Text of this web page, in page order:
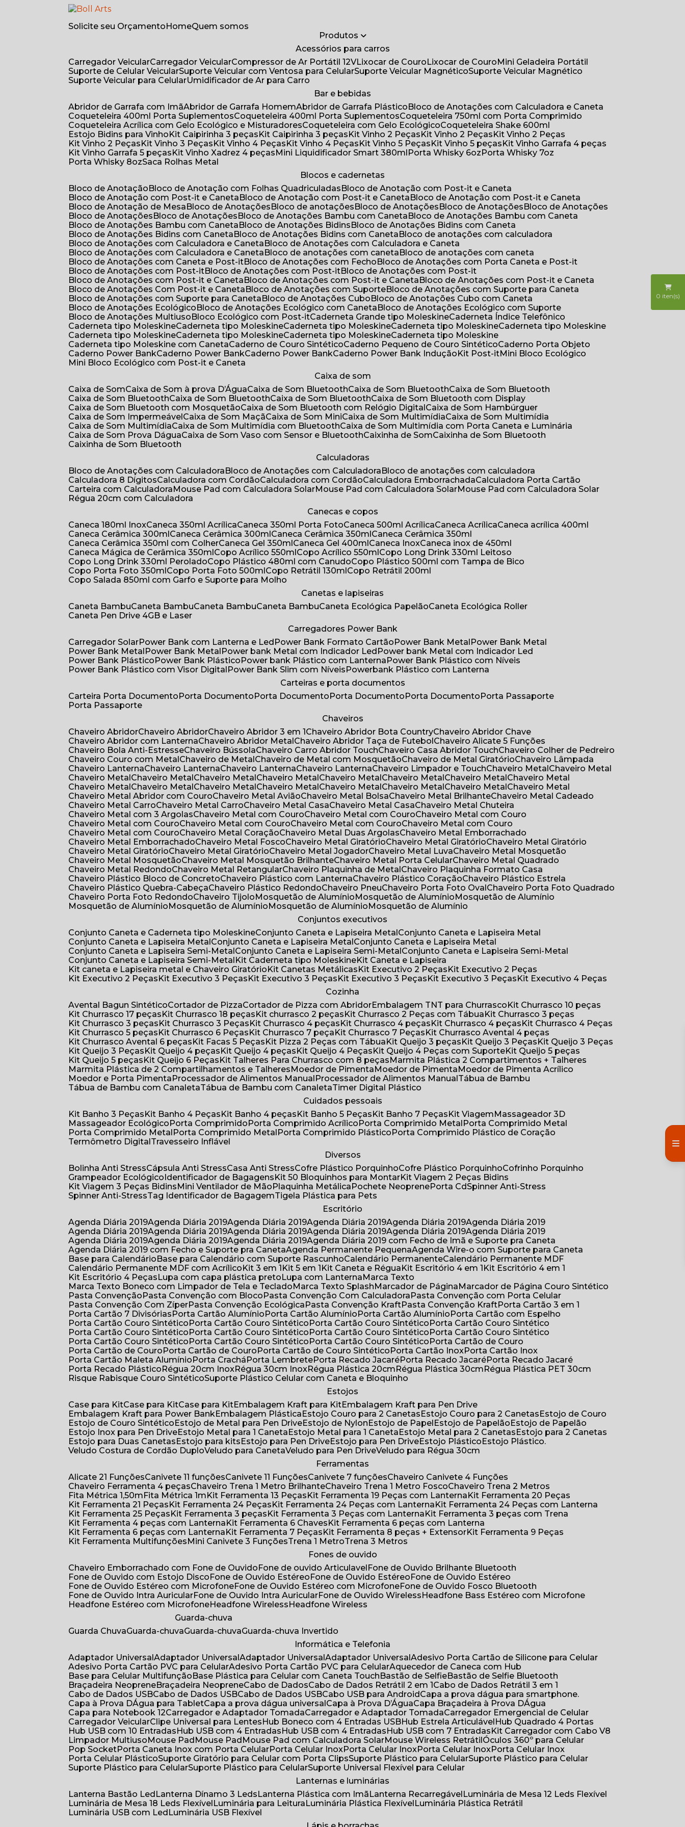
Solicite seu Orçamento Home
Quem somos
Produtos
Acessórios para carros
Carregador Veicular
Carregador Veicular Compressor de Ar Portátil 12V Lixocar de Couro Lixocar de Couro
Mini Geladeira Portátil
Suporte de Celular Veicular Suporte Veicular com Ventosa para Celular Suporte Veicular Magnético
Suporte Veicular Magnético
Suporte Veicular para Celular
Umidificador de Ar para Carro
Bar e bebidas
Abridor de Garrafa com Imã
Abridor de Garrafa Homem Abridor de Garrafa Plástico
Bloco de Anotações com Calculadora e Caneta
Coqueteleira 400ml Porta Suplementos
Coqueteleira 400ml Porta Suplementos
Coqueteleira 750ml com Porta Comprimido
Coqueteleira Acrílica com Gelo Ecológico e Misturadores
Coqueteleira com Gelo Ecológico
Coqueteleira Shake 600ml
Estojo Bidins para Vinho
Kit Caipirinha 3 peças Kit Caipirinha 3 peças Kit Vinho 2 Peças Kit Vinho 2 Peças
Kit Vinho 2 Peças
Kit Vinho 2 Peças
Kit Vinho 3 Peças Kit Vinho 4 Peças Kit Vinho 4 Peças Kit Vinho 5 Peças Kit Vinho 5 peças
Kit Vinho Garrafa 4 peças
Kit Vinho Garrafa 5 peças
Kit Vinho Xadrez 4 peças Mini Liquidificador Smart 380ml Porta Whisky 6oz
Porta Whisky 7oz
Porta Whisky 8oz
Saca Rolhas Metal
Blocos e cadernetas
Bloco de Anotação
Bloco de Anotação com Folhas Quadriculadas
Bloco de Anotação com Post-it e Caneta
Bloco de Anotação com Post-it e Caneta
Bloco de Anotação com Post-it e Caneta
Bloco de Anotação com Post-it e Caneta
Bloco de Anotação de Mesa
Bloco de Anotações Bloco de anotações Bloco de Anotações Bloco de Anotações
Bloco de Anotações
Bloco de Anotações
Bloco de Anotações Bloco de Anotações Bambu com Caneta
Bloco de Anotações Bambu com Caneta
Bloco de Anotações Bambu com Caneta
Bloco de Anotações Bidins
Bloco de Anotações Bidins com Caneta
Bloco de Anotações Bidins com Caneta
Bloco de Anotações Bidins com Caneta
Bloco de anotações com calculadora
Bloco de Anotações com Calculadora e Caneta
Bloco de Anotações com Calculadora e Caneta
Bloco de Anotações com Calculadora e Caneta
Bloco de anotações com caneta
Bloco de anotações com caneta
Bloco de Anotações com Caneta e Post-it
Bloco de Anotações com Fecho
Bloco de Anotações com Porta Caneta e Post-it
Bloco de Anotações com Post-it
Bloco de Anotações com Post-it
Bloco de Anotações com Post-it
Bloco de Anotações com Post-it e Caneta
Bloco de Anotações com Post-it e Caneta
Bloco de Anotações com Post-it e Caneta
Bloco de Anotações Com Post-it e Caneta
Bloco de Anotações com Suporte
Bloco de Anotações com Suporte para Caneta
Bloco de Anotações com Suporte para Caneta
Bloco de Anotações Cubo
Bloco de Anotações Cubo com Caneta
Bloco de Anotações Ecológico
Bloco de Anotações Ecológico com Caneta
Bloco de Anotações Ecológico com Suporte
Bloco de Anotações Multiuso
Bloco Ecológico com Post-it Caderneta Grande tipo Moleskine
Caderneta Índice Telefônico
Caderneta tipo Moleskine
Caderneta tipo Moleskine Caderneta tipo Moleskine Caderneta tipo Moleskine
Caderneta tipo Moleskine
Caderneta tipo Moleskine
Caderneta tipo Moleskine Caderneta tipo Moleskine
Caderneta tipo Moleskine
Caderneta tipo Moleskine com Caneta
Caderno de Couro Sintético Caderno Pequeno de Couro Sintético
Caderno Porta Objeto
Caderno Power Bank
Caderno Power Bank Caderno Power Bank Caderno Power Bank Indução Kit Post-it
Mini Bloco Ecológico
Mini Bloco Ecológico com Post-it e Caneta
Caixa de som
Caixa de Som
Caixa de Som à prova D’Água Caixa de Som Bluetooth Caixa de Som Bluetooth
Caixa de Som Bluetooth
Caixa de Som Bluetooth
Caixa de Som Bluetooth Caixa de Som Bluetooth
Caixa de Som Bluetooth com Display
Caixa de Som Bluetooth com Mosquetão
Caixa de Som Bluetooth com Relógio Digital
Caixa de Som Hambúrguer
Caixa de Som Impermeável
Caixa de Som Maçã Caixa de Som Mini Caixa de Som Multimídia
Caixa de Som Multimídia
Caixa de Som Multimídia
Caixa de Som Multimídia com Bluetooth
Caixa de Som Multimídia com Porta Caneta e Luminária
Caixa de Som Prova Dágua
Caixa de Som Vaso com Sensor e Bluetooth Caixinha de Som
Caixinha de Som Bluetooth
Caixinha de Som Bluetooth
Calculadoras
Bloco de Anotações com Calculadora
Bloco de Anotações com Calculadora
Bloco de anotações com calculadora
Calculadora 8 Dígitos
Calculadora com Cordão Calculadora com Cordão Calculadora Emborrachada
Calculadora Porta Cartão
Carteira com Calculadora
Mouse Pad com Calculadora Solar Mouse Pad com Calculadora Solar
Mouse Pad com Calculadora Solar
Régua 20cm com Calculadora
Canecas e copos
Caneca 180ml Inox
Caneca 350ml Acrílica Caneca 350ml Porta Foto Caneca 500ml Acrílica Caneca Acrílica
Caneca acrílica 400ml
Caneca Cerâmica 300ml
Caneca Cerâmica 300ml Caneca Cerâmica 350ml
Caneca Cerâmica 350ml
Caneca Cerâmica 350ml com Colher
Caneca Gel 350ml Caneca Gel 400ml Caneca Inox
Caneca inox de 450ml
Caneca Mágica de Cerâmica 350ml
Copo Acrílico 550ml Copo Acrílico 550ml
Copo Long Drink 330ml Leitoso
Copo Long Drink 330ml Perolado
Copo Plástico 480ml com Canudo
Copo Plástico 500ml com Tampa de Bico
Copo Porta Foto 350ml
Copo Porta Foto 500ml Copo Retrátil 130ml
Copo Retrátil 200ml
Copo Salada 850ml com Garfo e Suporte para Molho
Canetas e lapiseiras
Caneta Bambu
Caneta Bambu Caneta Bambu Caneta Bambu Caneta Ecológica Papelão
Caneta Ecológica Roller
Caneta Pen Drive 4GB e Laser
Carregadores Power Bank
Carregador Solar
Power Bank com Lanterna e Led Power Bank Formato Cartão Power Bank Metal
Power Bank Metal
Power Bank Metal
Power Bank Metal Power bank Metal com Indicador Led
Power bank Metal com Indicador Led
Power Bank Plástico
Power Bank Plástico Power bank Plástico com Lanterna
Power Bank Plástico com Níveis
Power Bank Plástico com Visor Digital
Power Bank Slim com Níveis
Powerbank Plástico com Lanterna
Carteiras e porta documentos
Carteira Porta Documento
Porta Documento Porta Documento Porta Documento Porta Documento
Porta Passaporte
Porta Passaporte
Chaveiros
Chaveiro Abridor
Chaveiro Abridor Chaveiro Abridor 3 em 1 Chaveiro Abridor Bota Country
Chaveiro Abridor Chave
Chaveiro Abridor com Lanterna
Chaveiro Abridor Metal Chaveiro Abridor Taça de Futebol
Chaveiro Alicate 5 Funções
Chaveiro Bola Anti-Estresse
Chaveiro Bússola Chaveiro Carro Abridor Touch Chaveiro Casa Abridor Touch
Chaveiro Colher de Pedreiro
Chaveiro Couro com Metal
Chaveiro de Metal Chaveiro de Metal com Mosquetão Chaveiro de Metal Giratório
Chaveiro Lâmpada
Chaveiro Lanterna
Chaveiro Lanterna Chaveiro Lanterna Chaveiro Lanterna Chaveiro Limpador e Touch Chaveiro Metal
Chaveiro Metal
Chaveiro Metal
Chaveiro Metal Chaveiro Metal Chaveiro Metal Chaveiro Metal Chaveiro Metal Chaveiro Metal
Chaveiro Metal
Chaveiro Metal
Chaveiro Metal Chaveiro Metal Chaveiro Metal Chaveiro Metal Chaveiro Metal Chaveiro Metal
Chaveiro Metal
Chaveiro Metal Abridor com Couro
Chaveiro Metal Avião Chaveiro Metal Bolsa Chaveiro Metal Brilhante
Chaveiro Metal Cadeado
Chaveiro Metal Carro
Chaveiro Metal Carro Chaveiro Metal Casa Chaveiro Metal Casa
Chaveiro Metal Chuteira
Chaveiro Metal com 3 Argolas
Chaveiro Metal com Couro Chaveiro Metal com Couro
Chaveiro Metal com Couro
Chaveiro Metal com Couro
Chaveiro Metal com Couro Chaveiro Metal com Couro
Chaveiro Metal com Couro
Chaveiro Metal com Couro
Chaveiro Metal Coração Chaveiro Metal Duas Argolas
Chaveiro Metal Emborrachado
Chaveiro Metal Emborrachado
Chaveiro Metal Fosco Chaveiro Metal Giratório Chaveiro Metal Giratório
Chaveiro Metal Giratório
Chaveiro Metal Giratório
Chaveiro Metal Giratório Chaveiro Metal Jogador Chaveiro Metal Luva
Chaveiro Metal Mosquetão
Chaveiro Metal Mosquetão
Chaveiro Metal Mosquetão Brilhante Chaveiro Metal Porta Celular
Chaveiro Metal Quadrado
Chaveiro Metal Redondo
Chaveiro Metal Retangular Chaveiro Plaquinha de Metal
Chaveiro Plaquinha Formato Casa
Chaveiro Plástico Bloco de Concreto
Chaveiro Plástico com Lanterna Chaveiro Plástico Coração
Chaveiro Plástico Estrela
Chaveiro Plástico Quebra-Cabeça
Chaveiro Plástico Redondo Chaveiro Pneu Chaveiro Porta Foto Oval
Chaveiro Porta Foto Quadrado
Chaveiro Porta Foto Redondo
Chaveiro Tijolo Mosquetão de Alumínio Mosquetão de Alumínio
Mosquetão de Alumínio
Mosquetão de Alumínio
Mosquetão de Alumínio Mosquetão de Alumínio
Mosquetão de Alumínio
Conjuntos executivos
Conjunto Caneta e Caderneta tipo Moleskine
Conjunto Caneta e Lapiseira Metal
Conjunto Caneta e Lapiseira Metal
Conjunto Caneta e Lapiseira Metal
Conjunto Caneta e Lapiseira Metal
Conjunto Caneta e Lapiseira Metal
Conjunto Caneta e Lapiseira Semi-Metal
Conjunto Caneta e Lapiseira Semi-Metal
Conjunto Caneta e Lapiseira Semi-Metal
Conjunto Caneta e Lapiseira Semi-Metal
Kit Caderneta tipo Moleskine
Kit Caneta e Lapiseira
Kit caneta e Lapiseira metal e Chaveiro Giratório
Kit Canetas Metálicas Kit Executivo 2 Peças
Kit Executivo 2 Peças
Kit Executivo 2 Peças
Kit Executivo 3 Peças Kit Executivo 3 Peças Kit Executivo 3 Peças Kit Executivo 3 Peças
Kit Executivo 4 Peças
Cozinha
Avental Bagun Sintético
Cortador de Pizza Cortador de Pizza com Abridor Embalagem TNT para Churrasco
Kit Churrasco 10 peças
Kit Churrasco 17 peças
Kit Churrasco 18 peças Kit churrasco 2 peças Kit Churrasco 2 Peças com Tábua
Kit Churrasco 3 peças
Kit Churrasco 3 peças
Kit Churrasco 3 Peças Kit Churrasco 4 peças Kit Churrasco 4 peças Kit Churrasco 4 peças
Kit Churrasco 4 Peças
Kit Churrasco 5 peças
Kit Churrasco 6 Peças Kit Churrasco 7 peça Kit Churrasco 7 Peças
Kit Churrasco Avental 4 peças
Kit Churrasco Avental 6 peças
Kit Facas 5 Peças Kit Pizza 2 Peças com Tábua Kit Queijo 3 peças Kit Queijo 3 Peças
Kit Queijo 3 Peças
Kit Queijo 3 Peças
Kit Queijo 4 peças Kit Queijo 4 peças Kit Queijo 4 Peças Kit Queijo 4 Peças com Suporte
Kit Queijo 5 peças
Kit Queijo 5 peças
Kit Queijo 6 Peças Kit Talheres Para Churrasco com 8 peças
Marmita Plástica 2 Compartimentos + Talheres
Marmita Plástica de 2 Compartilhamentos e Talheres
Moedor de Pimenta Moedor de Pimenta
Moedor de Pimenta Acrílico
Moedor e Porta Pimenta
Processador de Alimentos Manual Processador de Alimentos Manual
Tábua de Bambu
Tábua de Bambu com Canaleta
Tábua de Bambu com Canaleta
Timer Digital Plástico
Cuidados pessoais
Kit Banho 3 Peças
Kit Banho 4 Peças Kit Banho 4 peças Kit Banho 5 Peças Kit Banho 7 Peças Kit Viagem
Massageador 3D
Massageador Ecológico
Porta Comprimido Porta Comprimido Acrílico Porta Comprimido Metal
Porta Comprimido Metal
Porta Comprimido Metal
Porta Comprimido Metal Porta Comprimido Plástico
Porta Comprimido Plástico de Coração
Termômetro Digital
Travesseiro Inflável
Diversos
Bolinha Anti Stress
Cápsula Anti Stress Casa Anti Stress Cofre Plástico Porquinho Cofre Plástico Porquinho
Cofrinho Porquinho
Grampeador Ecológico Identificador de Bagagens Kit 50 Bloquinhos para Montar
Kit Viagem 2 Peças Bidins
Kit Viagem 3 Peças Bidins
Mini Ventilador de Mão Plaquinha Metálica Pochete Neoprene Porta Cd
Spinner Anti-Stress
Spinner Anti-Stress
Tag Identificador de Bagagem
Tigela Plástica para Pets
Escritório
Agenda Diária 2019
Agenda Diária 2019 Agenda Diária 2019 Agenda Diária 2019 Agenda Diária 2019
Agenda Diária 2019
Agenda Diária 2019
Agenda Diária 2019 Agenda Diária 2019 Agenda Diária 2019 Agenda Diária 2019
Agenda Diária 2019
Agenda Diária 2019
Agenda Diária 2019 Agenda Diária 2019
Agenda Diária 2019 com Fecho de Imã e Suporte pra Caneta
Agenda Diária 2019 com Fecho e Suporte pra Caneta
Agenda Permanente Pequena
Agenda Wire-o com Suporte para Caneta
Base para Calendário
Base para Calendário com Suporte Rascunho Calendário Permanente
Calendário Permanente MDF
Calendário Permanente MDF com Acrílico
Kit 3 em 1 Kit 5 em 1 Kit Caneta e Régua Kit Escritório 4 em 1
Kit Escritório 4 em 1
Kit Escritório 4 Peças
Lupa com capa plástica preto Lupa com Lanterna
Marca Texto
Marca Texto Boneco com Limpador de Tela e Teclado
Marca Texto Splash Marcador de Página
Marcador de Página Couro Sintético
Pasta Convenção
Pasta Convenção com Bloco Pasta Convenção Com Calculadora
Pasta Convenção com Porta Celular
Pasta Convenção Com Zíper
Pasta Convenção Ecológica Pasta Convenção Kraft Pasta Convenção Kraft
Porta Cartão 3 em 1
Porta Cartão 7 Divisórias
Porta Cartão Alumínio Porta Cartão Alumínio Porta Cartão Alumínio
Porta Cartão com Espelho
Porta Cartão Couro Sintético
Porta Cartão Couro Sintético Porta Cartão Couro Sintético
Porta Cartão Couro Sintético
Porta Cartão Couro Sintético
Porta Cartão Couro Sintético Porta Cartão Couro Sintético
Porta Cartão Couro Sintético
Porta Cartão Couro Sintético
Porta Cartão Couro Sintético Porta Cartão Couro Sintético
Porta Cartão de Couro
Porta Cartão de Couro
Porta Cartão de Couro Porta Cartão de Couro Sintético Porta Cartão Inox
Porta Cartão Inox
Porta Cartão Maleta Alumínio
Porta Crachá Porta Lembrete Porta Recado Jacaré Porta Recado Jacaré
Porta Recado Jacaré
Porta Recado Plástico
Régua 20cm Inox Régua 30cm Inox Régua Plástica 20cm Régua Plástica 30cm
Régua Plástica PET 30cm
Risque Rabisque Couro Sintético
Suporte Plástico Celular com Caneta e Bloquinho
Estojos
Case para Kit
Case para Kit Case para Kit Embalagem Kraft para Kit
Embalagem Kraft para Pen Drive
Embalagem Kraft para Power Bank
Embalagem Plástica Estojo Couro para 2 Canetas Estojo Couro para 2 Canetas
Estojo de Couro
Estojo de Couro Sintético
Estojo de Metal para Pen Drive Estojo de Nylon Estojo de Papel Estojo de Papelão
Estojo de Papelão
Estojo Inox para Pen Drive
Estojo Metal para 1 Caneta Estojo Metal para 1 Caneta Estojo Metal para 2 Canetas
Estojo para 2 Canetas
Estojo para Duas Canetas
Estojo para kits Estojo para Pen Drive Estojo para Pen Drive Estojo Plástico
Estojo Plástico.
Veludo Costura de Cordão Duplo Veludo para Caneta Veludo para Pen Drive Veludo para Régua 30cm
Ferramentas
Alicate 21 Funções
Canivete 11 funções Canivete 11 Funções Canivete 7 funções
Chaveiro Canivete 4 Funções
Chaveiro Ferramenta 4 peças
Chaveiro Trena 1 Metro Brilhante Chaveiro Trena 1 Metro Fosco
Chaveiro Trena 2 Metros
Fita Métrica 1,50m
Fita Métrica 1m Kit Ferramenta 13 Peças Kit Ferramenta 19 Peças com Lanterna
Kit Ferramenta 20 Peças
Kit Ferramenta 21 Peças
Kit Ferramenta 24 Peças Kit Ferramenta 24 Peças com Lanterna
Kit Ferramenta 24 Peças com Lanterna
Kit Ferramenta 25 Peças
Kit Ferramenta 3 peças Kit Ferramenta 3 Peças com Lanterna
Kit Ferramenta 3 peças com Trena
Kit Ferramenta 4 peças com Lanterna
Kit Ferramenta 6 Chaves
Kit Ferramenta 6 peças com Lanterna
Kit Ferramenta 6 peças com Lanterna
Kit Ferramenta 7 Peças Kit Ferramenta 8 peças + Extensor
Kit Ferramenta 9 Peças
Kit Ferramenta Multifunções
Mini Canivete 3 Funções Trena 1 Metro
Trena 3 Metros
Fones de ouvido
Chaveiro Emborrachado com Fone de Ouvido
Fone de ouvido Articulavel
Fone de Ouvido Brilhante Bluetooth
Fone de Ouvido com Estojo Disco
Fone de Ouvido Estéreo Fone de Ouvido Estéreo
Fone de Ouvido Estéreo
Fone de Ouvido Estéreo com Microfone Fone de Ouvido Estéreo com Microfone Fone de Ouvido Fosco Bluetooth
Fone de Ouvido Intra Auricular Fone de Ouvido Intra Auricular Fone de Ouvido Wireless
Headfone Bass Estéreo com Microfone
Headfone Estéreo com Microfone
Headfone Wireless
Headfone Wireless
Guarda-chuva
Guarda Chuva
Guarda-chuva Guarda-chuva
Guarda-chuva Invertido
Informática e Telefonia
Adaptador Universal
Adaptador Universal Adaptador Universal Adaptador Universal
Adesivo Porta Cartão de Silicone para Celular
Adesivo Porta Cartão PVC para Celular
Adesivo Porta Cartão PVC para Celular
Aquecedor de Caneca com Hub
Base para Celular Multifunção
Base Plástica para Celular com Caneta Touch Bastão de Selfie
Bastão de Selfie Bluetooth
Braçadeira Neoprene
Braçadeira Neoprene Cabo de Dados Cabo de Dados Retrátil 2 em 1
Cabo de Dados Retrátil 3 em 1
Cabo de Dados USB
Cabo de Dados USB Cabo de Dados USB Cabo USB para Android
Capa a prova dágua para smartphone.
Capa à Prova DÁgua para Tablet
Capa a prova dágua universal Capa à Prova D’Água
Capa Braçadeira à Prova DÁgua
Capa para Notebook 12
Carregador e Adaptador Tomada Carregador e Adaptador Tomada
Carregador Emergencial de Celular
Carregador Veicular
Clipe Universal para Lentes Hub Boneco com 4 Entradas USB Hub Estrela Articulável
Hub Quadrado 4 Portas
Hub USB com 10 Entradas
Hub USB com 4 Entradas Hub USB com 4 Entradas Hub USB com 7 Entradas
Kit Carregador com Cabo V8
Limpador Multiuso
Mouse Pad Mouse Pad Mouse Pad com Calculadora Solar Mouse Wireless Retrátil
Óculos 360º para Celular
Pop Socket
Porta Caneta Inox com Porta Celular Porta Celular Inox Porta Celular Inox Porta Celular Inox
Porta Celular Inox
Porta Celular Plástico
Suporte Giratório para Celular com Porta Clips Suporte Plástico para Celular Suporte Plástico para Celular
Suporte Plástico para Celular Suporte Plástico para Celular Suporte Universal Flexível para Celular
Lanternas e luminárias
Lanterna Bastão Led
Lanterna Dínamo 3 Leds Lanterna Plástica com Imã Lanterna Recarregável
Luminária de Mesa 12 Leds Flexível
Luminária de Mesa 18 Leds Flexível
Luminária para Leitura Luminária Plástica Flexível
Luminária Plástica Retrátil
Luminária USB com Led
Luminária USB Flexível
0 iten(s)